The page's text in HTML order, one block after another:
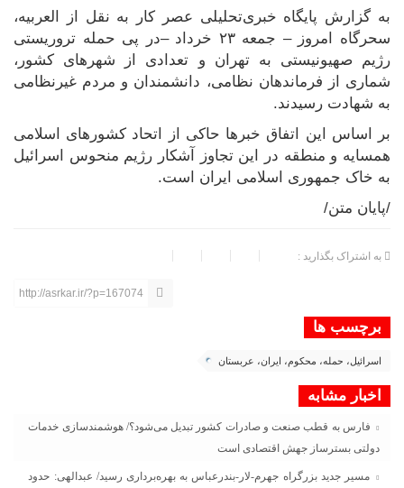
به گزارش پایگاه خبری‌تحلیلی عصر کار به نقل از العربیه،
سحرگاه امروز – جمعه ۲۳ خرداد –در پی حمله تروریستی
رژیم صهیونیستی به تهران و تعدادی از شهرهای کشور،
شماری از فرماندهان نظامی، دانشمندان و مردم غیرنظامی
به شهادت رسیدند.
بر اساس این اتفاق خبرها حاکی از اتحاد کشورهای اسلامی
همسایه و منطقه در این تجاوز آشکار رژیم منحوس اسرائیل
به خاک جمهوری اسلامی ایران است.
/پایان متن/
به اشتراک بگذارید :
http://asrkar.ir/?p=167074
برچسب ها
اسرائیل، حمله، محکوم، ایران، عربستان
اخبار مشابه
فارس به قطب صنعت و صادرات کشور تبدیل می‌شود؟/ هوشمندسازی خدمات
دولتی بسترساز جهش اقتصادی است
مسیر جدید بزرگراه جهرم-لار-بندرعباس به بهره‌برداری رسید/ عبدالهی: حدود